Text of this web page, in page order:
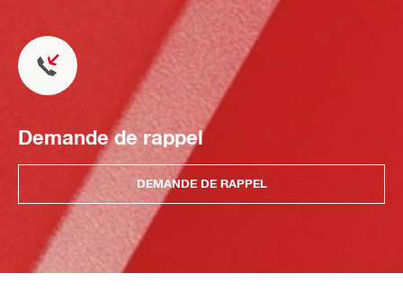
Demande de rappel
DEMANDE DE RAPPEL